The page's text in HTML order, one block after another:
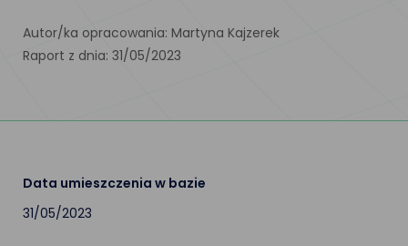
Autor/ka opracowania: Martyna Kajzerek
Raport z dnia: 31/05/2023
Data umieszczenia w bazie
31/05/2023